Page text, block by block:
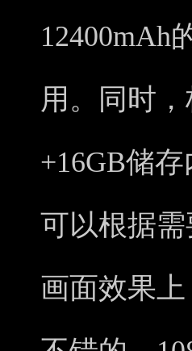
12400mAh
用。同时
+16GB储
可以根据
画面效果